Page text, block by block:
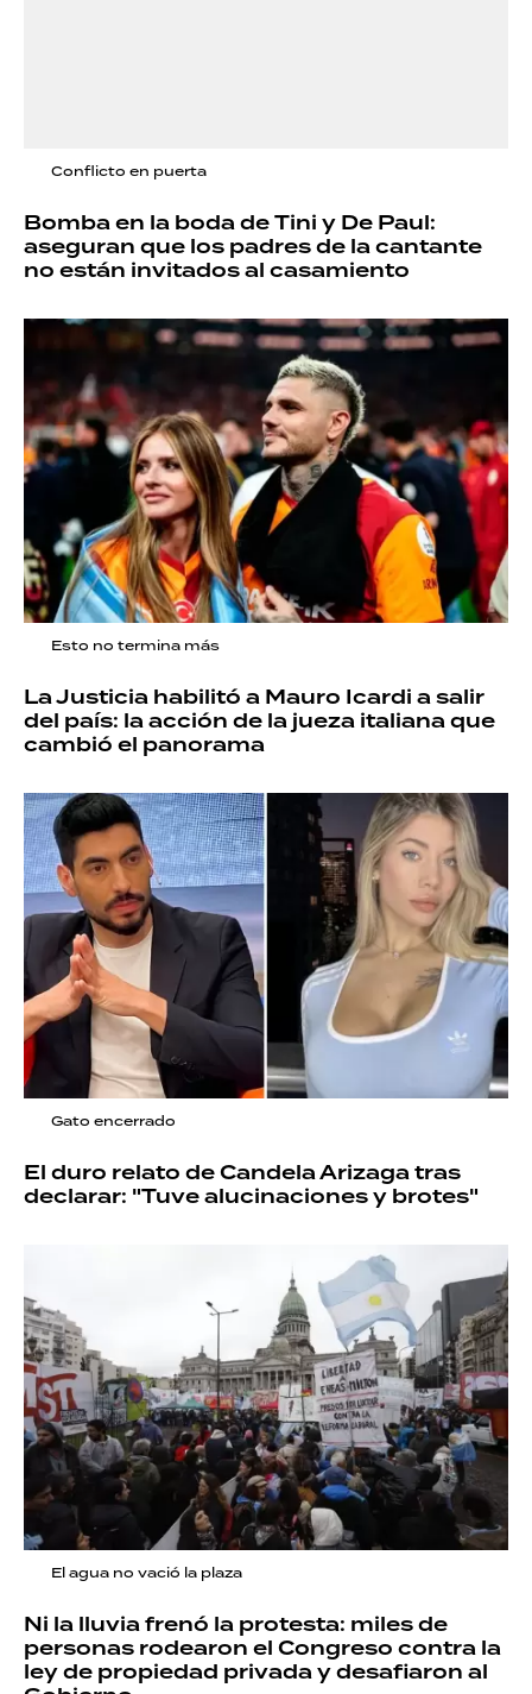
Conflicto en puerta
Bomba en la boda de Tini y De Paul:
aseguran que los padres de la cantante
no están invitados al casamiento
Esto no termina más
La Justicia habilitó a Mauro Icardi a salir
del país: la acción de la jueza italiana que
cambió el panorama
Gato encerrado
El duro relato de Candela Arizaga tras
declarar: "Tuve alucinaciones y brotes"
El agua no vació la plaza
Ni la lluvia frenó la protesta: miles de
personas rodearon el Congreso contra la
ley de propiedad privada y desafiaron al